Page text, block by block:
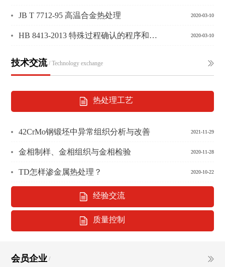
JB T 7712-95 高温合金热处理 2020-03-10
HB 8413-2013 特殊过程确认的程序和要求 2020-03-10
技术交流/ Technology exchange
热处理工艺
42CrMo钢锻坯中异常组织分析与改善 2021-11-29
金相制样、金相组织与金相检验 2020-11-28
TD怎样渗金属热处理？ 2020-10-22
经验交流
质量控制
会员企业 /